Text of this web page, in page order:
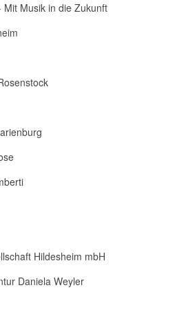
Mit Musik in die Zukunft
Hildesheim mbH
Daniela Weyler